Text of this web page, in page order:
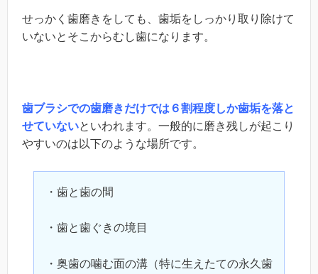
せっかく歯磨きをしても、歯垢をしっかり取り除けて
いないとそこからむし歯になります。
歯ブラシでの歯磨きだけでは６割程度しか歯垢を落と
せていないといわれます。一般的に磨き残しが起こり
やすいのは以下のような場所です。
・歯と歯の間
・歯と歯ぐきの境目
・奥歯の噛む面の溝（特に生えたての永久歯